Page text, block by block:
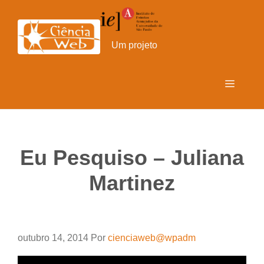
para
conteúdo
Um projeto
Menu
Eu Pesquiso – Juliana
Martinez
outubro 14, 2014 Por cienciaweb@wpadm